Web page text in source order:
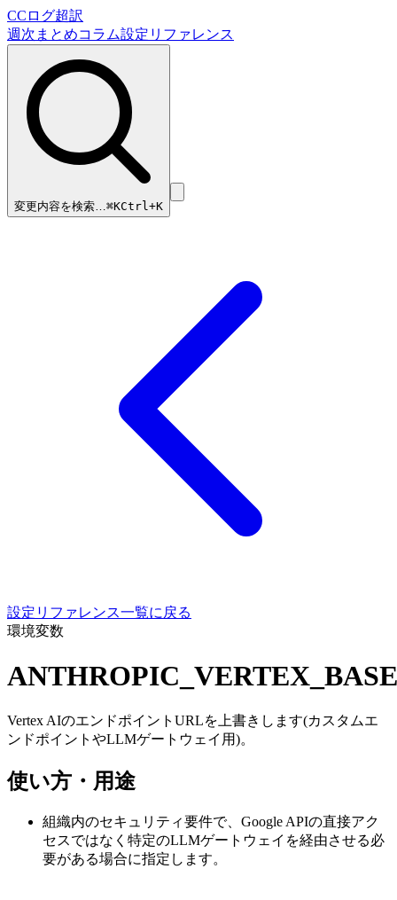
CCログ超訳
週次まとめコラム設定リファレンス
変更内容を検索…⌘KCtrl+K
設定リファレンス一覧に戻る
環境変数
Vertex AIのエンドポイントURLを上書きします(カスタムエ
ンドポイントやLLMゲートウェイ用)。
使い方・用途
組織内のセキュリティ要件で、Google APIの直接アク
セスではなく特定のLLMゲートウェイを経由させる必
要がある場合に指定します。